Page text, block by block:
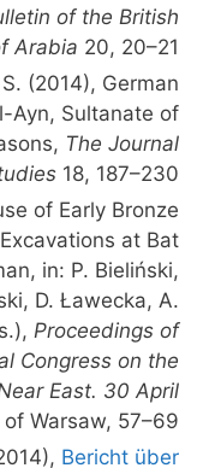
of the British
Arabia 20, 20–21.
(2014), German
Ayn, Sultanate of
The Journal
18, 187–230.
of Early Bronze
at Bat
in: P. Bieliński,
D. Ławecka, A.
Proceedings of
Congress on the
East. 30 April
Warsaw, 57–69.
Bericht über